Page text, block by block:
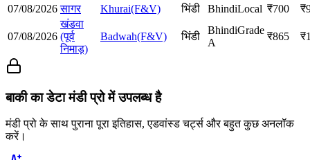
07/08/2026 सागर Khurai(F&V) भिंडी BhindiLocal ₹700 ₹
07/08/2026
खंडवा
(पूर्व
निमाड़)
Badwah(F&V) भिंडी
BhindiGrade
A
₹865 ₹
बाकी का डेटा मंडी प्रो में उपलब्ध है
मंडी प्रो के साथ पुराना पूरा इतिहास, एडवांस्ड चर्ट्स और बहुत कुछ अनलॉक
करें।